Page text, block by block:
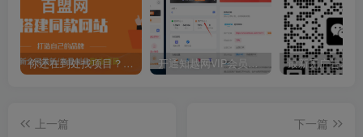
你还在到处找项目？还在当韭菜？我靠卖项目一个月收入5万+，曾经我也是个失败者。 开通知越网VIP会员，尊享全站资源免费下载，享70%的推广提成！！【限时五折优惠】
上一篇
下一篇